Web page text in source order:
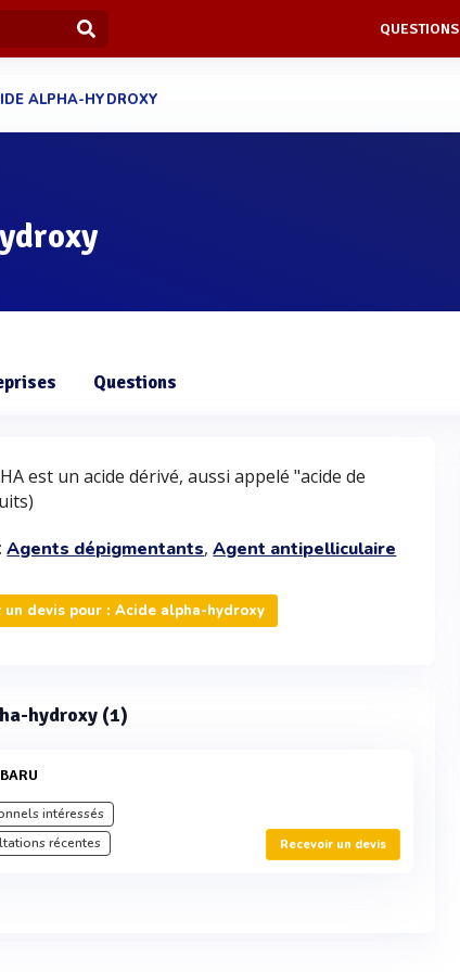
QUESTIONS
ALPHA-HYDROXY
Questions
est un acide dérivé, aussi appelé "acide de
Agents dépigmentants,Agent antipelliculaire
un devis pour : Acide alpha-hydroxy
hydroxy (1)
intéressés
récentes Recevoir un devis